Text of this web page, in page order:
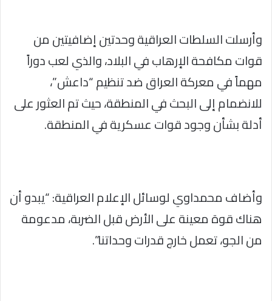
وأرسلت السلطات العراقية وحدتين إضافيتين من
قوات مكافحة الإرهاب في البلاد، والذي لعب دوراً
مهماً في معركة العراق ضد تنظيم “داعش”،
للانضمام إلى البحث في المنطقة، حيث تم العثور على
أدلة بشأن وجود قوات عسكرية في المنطقة.
وأضاف محمداوي لوسائل الإعلام العراقية: “يبدو أن
هناك قوة معينة على الأرض قبل الضربة، مدعومة
من الجو، تعمل خارج قدرات وحداتنا”.